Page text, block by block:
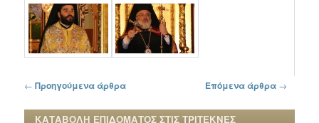
Πλοήγηση στα άρθρα
← Προηγούμενα άρθρα Επόμενα άρθρα →
ΚΑΤΑΒΟΛΗ ΕΠΙΔΟΜΑΤΟΣ ΣΤΙΣ ΤΡΙΤΕΚΝΕΣ